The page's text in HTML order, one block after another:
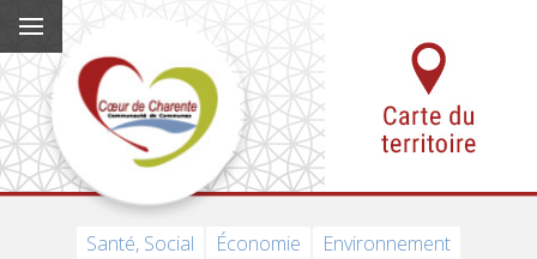
Santé, Social Économie
Environnement